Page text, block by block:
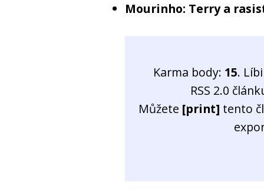
Mourinho: Terry a
Karma body: 15.
RSS 2.0
Můžete [print] tento